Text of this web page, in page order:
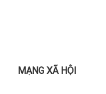
MẠNG XÃ HỘI